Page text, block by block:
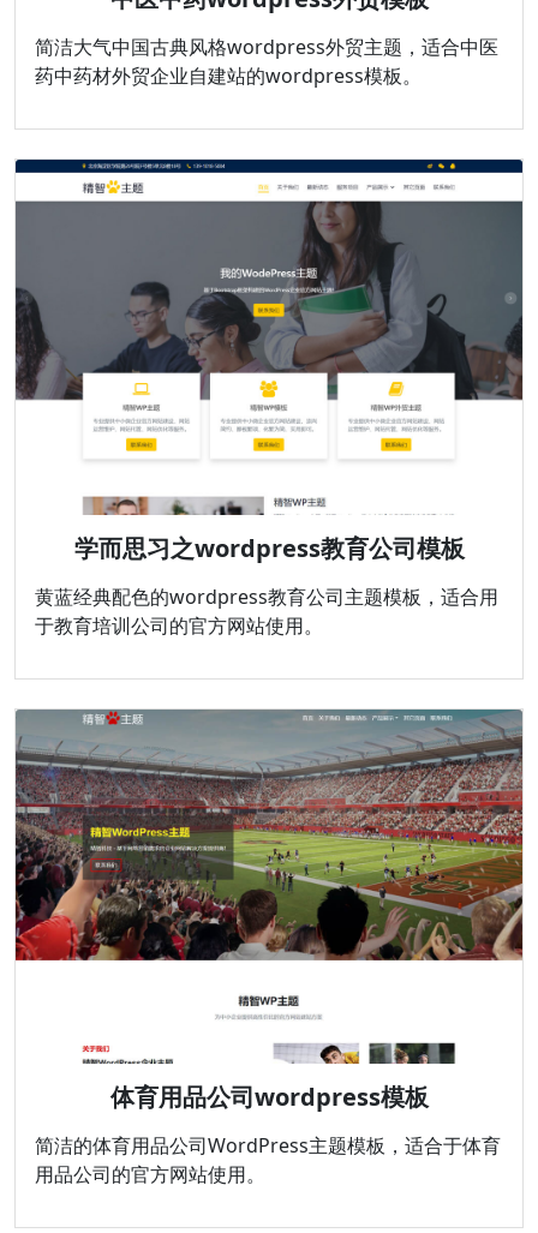
简洁大气中国古典风格wordpress外贸主题，适合中医
药中药材外贸企业自建站的wordpress模板。
学而思习之wordpress教育公司模板
黄蓝经典配色的wordpress教育公司主题模板，适合用
于教育培训公司的官方网站使用。
体育用品公司wordpress模板
简洁的体育用品公司WordPress主题模板，适合于体育
用品公司的官方网站使用。